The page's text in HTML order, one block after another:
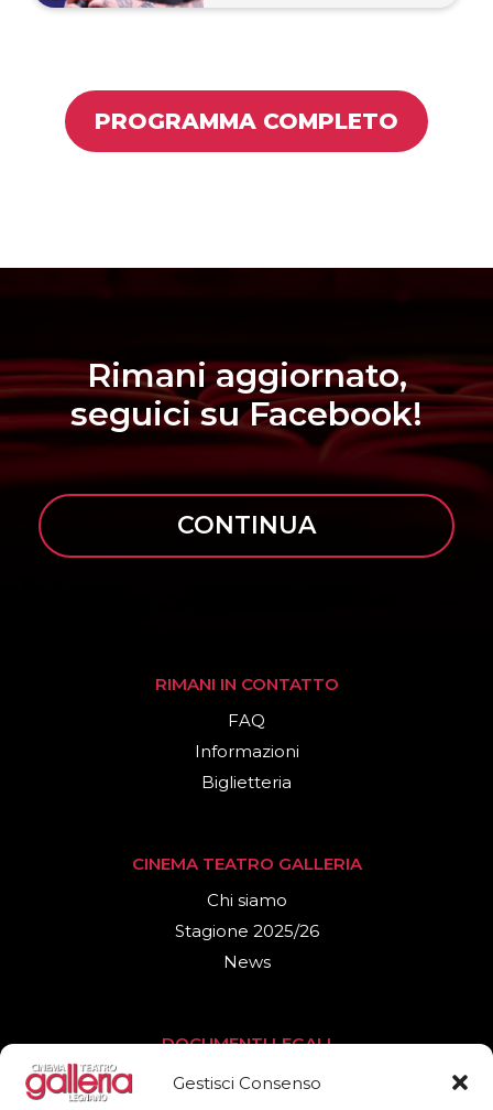
Gestisci Consenso
PROGRAMMA COMPLETO
Rimani aggiornato,
seguici su Facebook!
CONTINUA
RIMANI IN CONTATTO
FAQ
Informazioni
Biglietteria
CINEMA TEATRO GALLERIA
Chi siamo
Stagione 2025/26
News
DOCUMENTI LEGALI
Privacy Policy